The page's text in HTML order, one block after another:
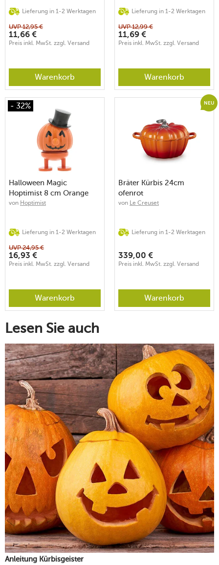
Lieferung in 1-2 Werktagen
UVP12,95 €
11,66 €
Preis inkl. MwSt. zzgl. Versand
Warenkorb
Lieferung in 1-2 Werktagen
UVP12,99 €
11,69 €
Preis inkl. MwSt. zzgl. Versand
Warenkorb
- 32%
Halloween Magic
Hoptimist 8 cm Orange
von Hoptimist
Lieferung in 1-2 Werktagen
UVP24,95 €
16,93 €
Preis inkl. MwSt. zzgl. Versand
Warenkorb
NEU
Bräter Kürbis 24cm
ofenrot
von Le Creuset
Lieferung in 1-2 Werktagen
339,00 €
Preis inkl. MwSt. zzgl. Versand
Warenkorb
Lesen Sie auch
Anleitung Kürbisgeister